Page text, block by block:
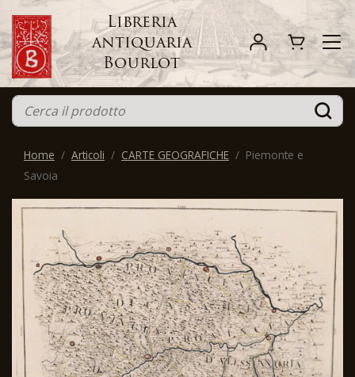
Libreria
antiquaria
Bourlot
Home Articoli CARTE GEOGRAFICHE
Piemonte e
Savoia